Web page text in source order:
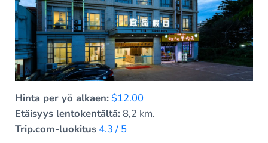
Hinta per yö alkaen: $12.00
Etäisyys lentokentältä:8,2 km.
Trip.com-luokitus 4.3 / 5